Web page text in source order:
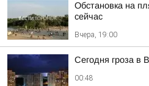
Обстановка на
сейчас
Вчера, 19:00
Сегодня гроза в
00:48